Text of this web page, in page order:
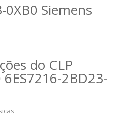
0XB0 Siemens
do CLP
2BD23-